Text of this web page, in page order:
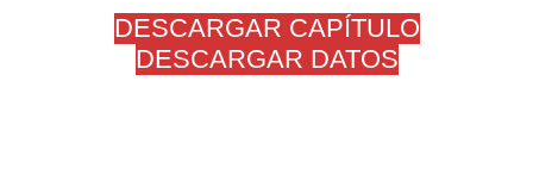
DESCARGAR CAPÍTULO
DESCARGAR DATOS